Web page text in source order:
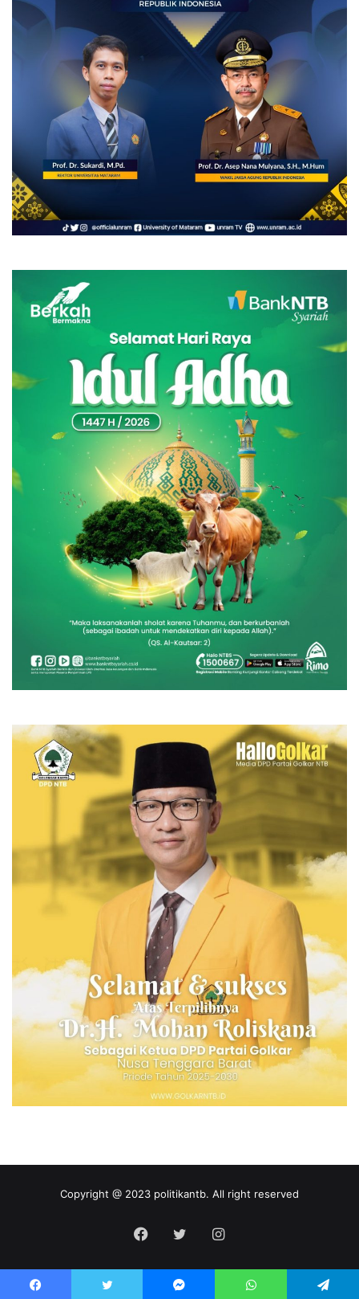
Copyright @ 2023 politikantb. All right reserved
Facebook
TwitterInstagram